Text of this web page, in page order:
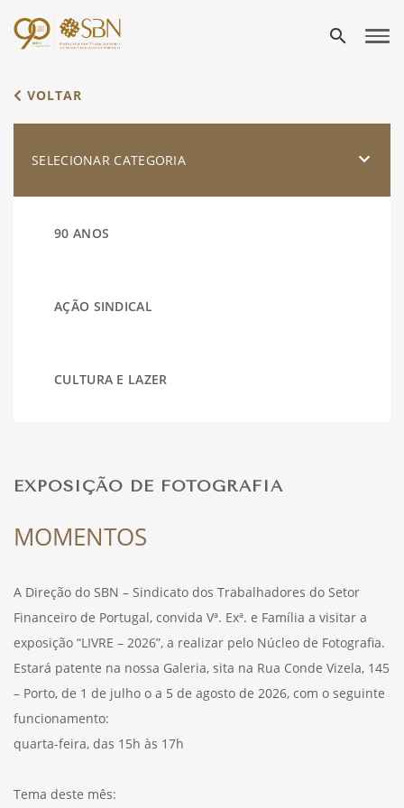
search
VOLTAR
SELECIONAR CATEGORIA
90 ANOS
AÇÃO SINDICAL
CULTURA E LAZER
FÉRIAS
SAÚDE
EXPOSIÇÃO DE FOTOGRAFIA
MOMENTOS
A Direção do SBN – Sindicato dos Trabalhadores do Setor
Financeiro de Portugal, convida Vª. Exª. e Família a visitar a
exposição “LIVRE – 2026”, a realizar pelo Núcleo de Fotografia.
Estará patente na nossa Galeria, sita na Rua Conde Vizela, 145
– Porto, de 1 de julho o a 5 de agosto de 2026, com o seguinte
funcionamento:
quarta-feira, das 15h às 17h
Tema deste mês: